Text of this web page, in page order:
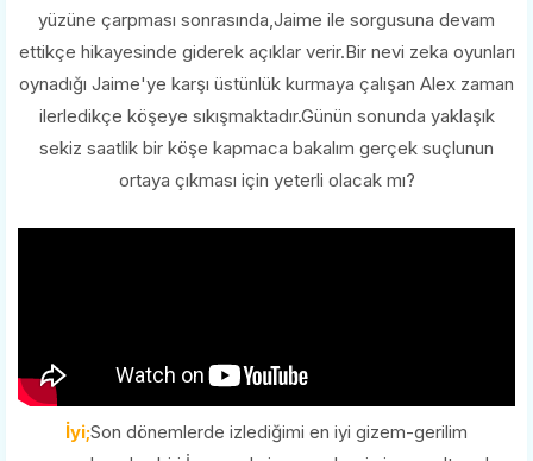
yüzüne çarpması sonrasında,Jaime ile sorgusuna devam
ettikçe hikayesinde giderek açıklar verir.Bir nevi zeka oyunları
oynadığı Jaime'ye karşı üstünlük kurmaya çalışan Alex zaman
ilerledikçe köşeye sıkışmaktadır.Günün sonunda yaklaşık
sekiz saatlik bir köşe kapmaca bakalım gerçek suçlunun
ortaya çıkması için yeterli olacak mı?
İyi;Son dönemlerde izlediğimi en iyi gizem-gerilim